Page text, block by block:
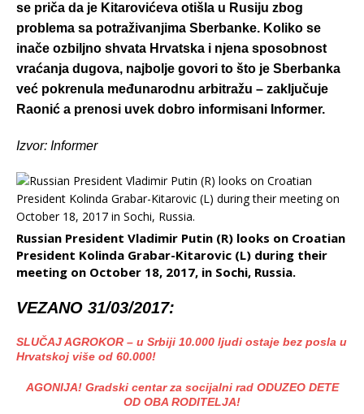
se priča da je Kitarovićeva otišla u Rusiju zbog
problema sa potraživanjima Sberbanke. Koliko se
inače ozbiljno shvata Hrvatska i njena sposobnost
vraćanja dugova, najbolje govori to što je Sberbanka
već pokrenula međunarodnu arbitražu – zaključuje
Raonić a prenosi uvek dobro informisani Informer.
Izvor: Informer
Russian President Vladimir Putin (R) looks on Croatian
President Kolinda Grabar-Kitarovic (L) during their
meeting on October 18, 2017, in Sochi, Russia.
VEZANO 31/03/2017:
SLUČAJ AGROKOR – u Srbiji 10.000 ljudi ostaje bez posla u
Hrvatskoj više od 60.000!
AGONIJA! Gradski centar za socijalni rad ODUZEO DETE
OD OBA RODITELJA!